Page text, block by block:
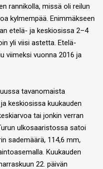
rannikolla, missä oli reilun
kylmempää. Enimmäkseen
etelä- ja keskiosissa 2–4
yli viisi astetta. Etelä-
viimeksi vuonna 2016 ja
tavanomaista
keskiosissa kuukauden
tai jonkin verran
ulkosaaristossa satoi
sademäärä, 114,6 mm,
Kuukauden
22. päivän